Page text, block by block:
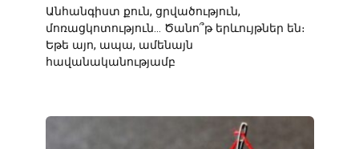
Անհանգիստ քուն, ցրվածություն,
մոռացկոտություն… Ծանո՞թ երևույթներ են։
Եթե այո, ապա, ամենայն
հավանականությամբ